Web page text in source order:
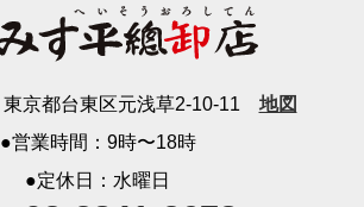
京都台東区元浅草2-10-11
地図
●営業時間：9時〜18時
●定休日：水曜日